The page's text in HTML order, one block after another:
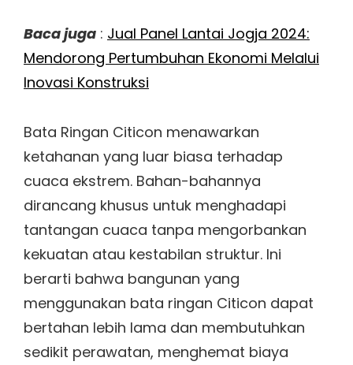
Baca juga : Jual Panel Lantai Jogja 2024:
Mendorong Pertumbuhan Ekonomi Melalui
Inovasi Konstruksi
Bata Ringan Citicon menawarkan
ketahanan yang luar biasa terhadap
cuaca ekstrem. Bahan-bahannya
dirancang khusus untuk menghadapi
tantangan cuaca tanpa mengorbankan
kekuatan atau kestabilan struktur. Ini
berarti bahwa bangunan yang
menggunakan bata ringan Citicon dapat
bertahan lebih lama dan membutuhkan
sedikit perawatan, menghemat biaya